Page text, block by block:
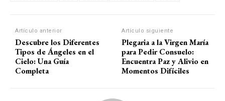
Artículo anterior
Descubre los Diferentes
Tipos de Ángeles en el
Cielo: Una Guía
Completa
Artículo siguiente
Plegaria a la Virgen María
para Pedir Consuelo:
Encuentra Paz y Alivio en
Momentos Difíciles